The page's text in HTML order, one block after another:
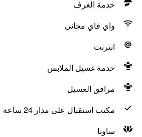
خدمة الغرف
واي فاي مجاني
انترنت
خدمة غسيل الملابس
مرافق الغسيل
مكتب استقبال على مدار 24 ساعة
ساونا